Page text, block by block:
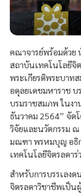
คณาจารย์พร้อมด้วย
สถาบันเทคโนโลยีจิ
พระเกียรติพระบาท
อดุลยเดชมหาราช
บรมราชสมภพ ในงา
ธันวาคม 2564” จัด
วิจัยและนวัตกรรม
มณฑา พรหมบุญ อธิ
เทคโนโลยีจิตรลดา
สำหรับการบรรเลง
จิตรลดาวิชาชีพเป็น